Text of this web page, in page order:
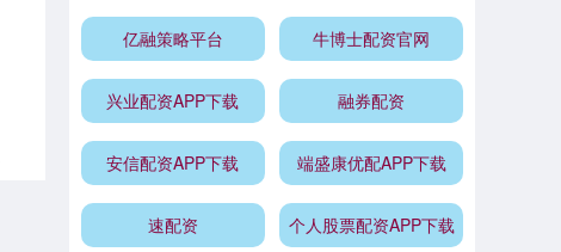
亿融策略平台 牛博士配资官网
兴业配资APP下载 融券配资
安信配资APP下载 端盛康优配APP下载
速配资 个人股票配资APP下载